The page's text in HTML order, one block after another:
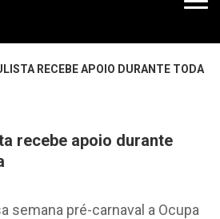
RECEBE APOIO DURANTE TODA
recebe apoio durante
semana pré-carnaval a Ocupa